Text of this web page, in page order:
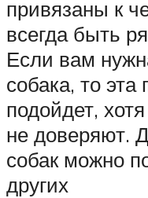
привязаны к
всегда быть
Если вам
собака, то
подойдет,
не доверяют.
собак можно
других